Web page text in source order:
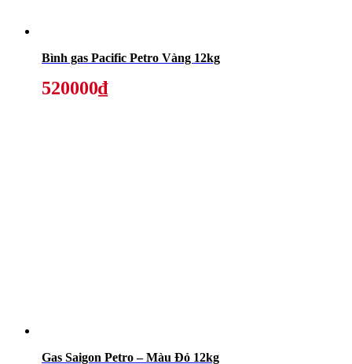
Bình gas Pacific Petro Vàng 12kg
520000₫
Gas Saigon Petro – Màu Đỏ 12kg